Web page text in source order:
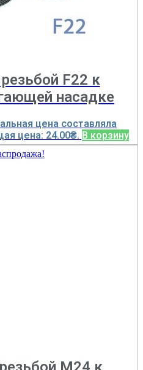
F22 к
насадке
цена составляла
цена: 24.00₴. В корзину